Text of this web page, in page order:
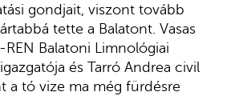
gondjait, viszont tovább
tette a Balatont. Vasas
Balatoni Limnológiai
és Tarró Andrea civil
a tó vize ma még fürdésre